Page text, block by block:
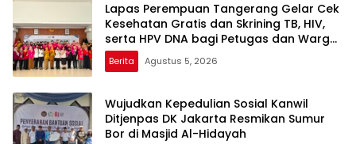
Lapas Perempuan Tangerang Gelar Cek
Kesehatan Gratis dan Skrining TB, HIV,
serta HPV DNA bagi Petugas dan Warga
Binaan
Berita Agustus 5, 2026
Wujudkan Kepedulian Sosial Kanwil
Ditjenpas DK Jakarta Resmikan Sumur
Bor di Masjid Al-Hidayah